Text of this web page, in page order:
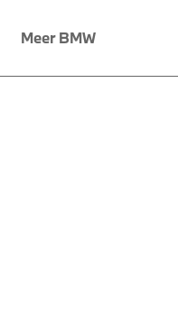
Meer BMW